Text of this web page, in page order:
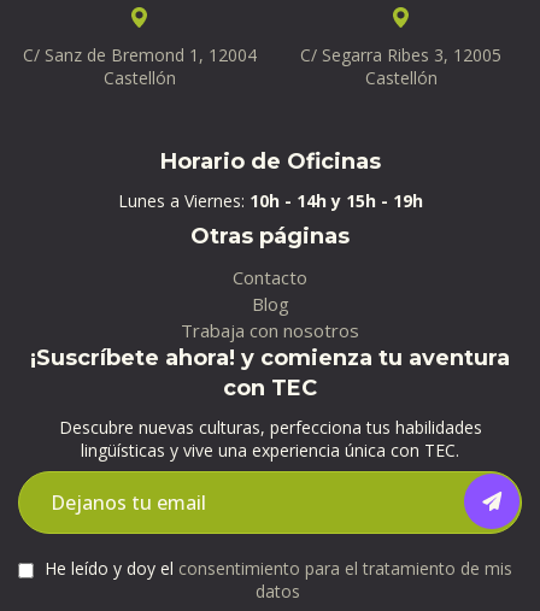
C/ Sanz de Bremond 1, 12004
Castellón
C/ Segarra Ribes 3, 12005
Castellón
Horario de Oficinas
Lunes a Viernes: 10h - 14h y 15h - 19h
Otras páginas
Contacto
Blog
Trabaja con nosotros
¡Suscríbete ahora! y comienza tu aventura
con TEC
Descubre nuevas culturas, perfecciona tus habilidades
lingüísticas y vive una experiencia única con TEC.
He leído y doy el consentimiento para el tratamiento de mis
datos